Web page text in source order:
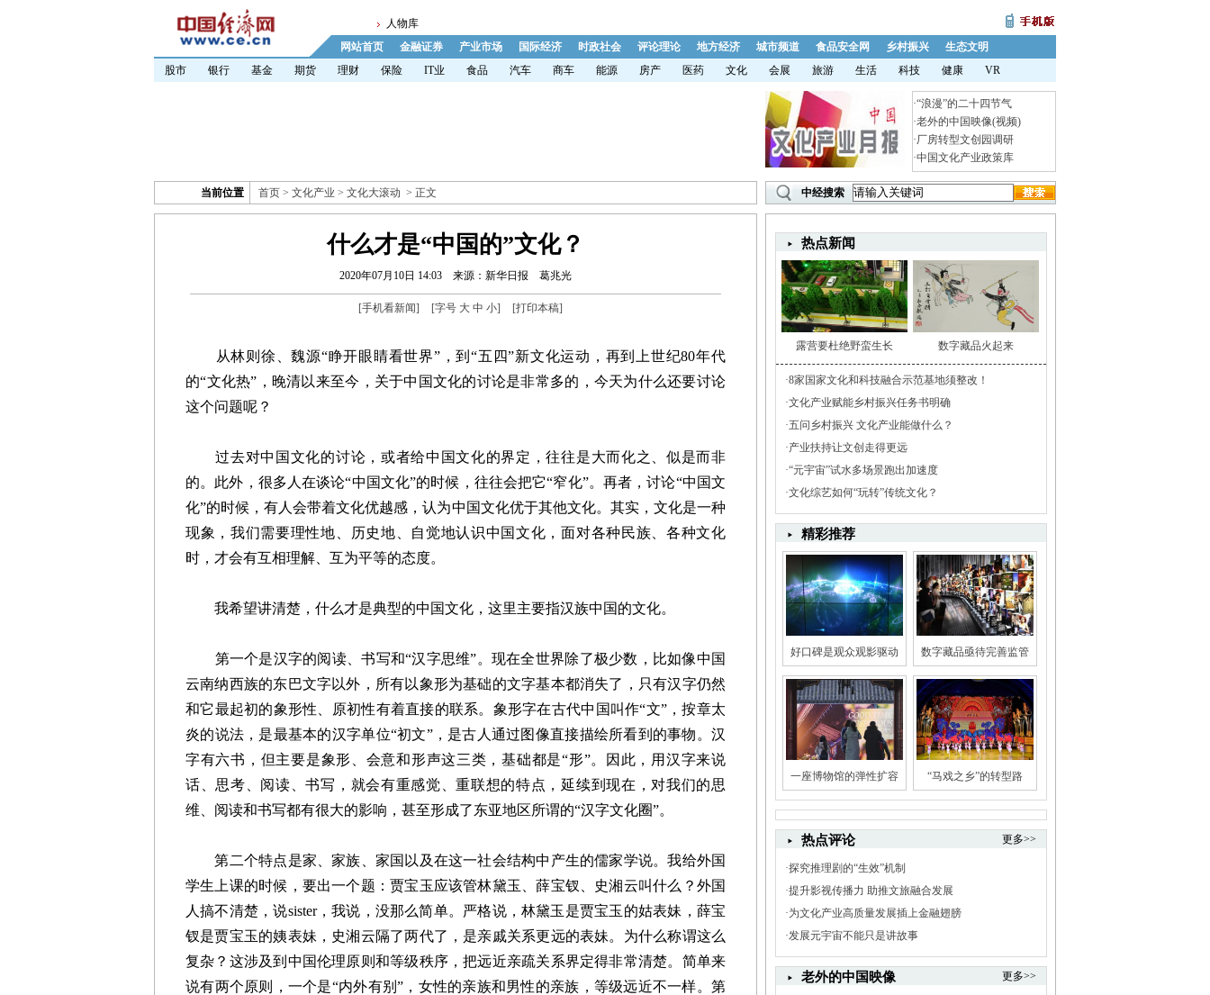
人物库
网站首页
金融证券 产业市场 国际经济 时政社会 评论理论 地方经济 城市频道 食品安全网 乡村振兴
生态文明
股市
银行 基金 期货 理财 保险 IT业 食品 汽车 商车 能源 房产 医药 文化 会展 旅游 生活 科技 健康 VR
·“浪漫”的二十四节气
·老外的中国映像(视频)
·厂房转型文创园调研
·中国文化产业政策库
当前位置 首页 > 文化产业 > 文化大滚动 > 正文 中经搜索
什么才是“中国的”文化？
2020年07月10日 14:03 来源：新华日报 葛兆光
[手机看新闻] [字号 大 中 小] [打印本稿]
从林则徐、魏源“睁开眼睛看世界”，到“五四”新文化运动，再到上世纪80年代
的“文化热”，晚清以来至今，关于中国文化的讨论是非常多的，今天为什么还要讨论
这个问题呢？
过去对中国文化的讨论，或者给中国文化的界定，往往是大而化之、似是而非
的。此外，很多人在谈论“中国文化”的时候，往往会把它“窄化”。再者，讨论“中国文
化”的时候，有人会带着文化优越感，认为中国文化优于其他文化。其实，文化是一种
现象，我们需要理性地、历史地、自觉地认识中国文化，面对各种民族、各种文化
时，才会有互相理解、互为平等的态度。
我希望讲清楚，什么才是典型的中国文化，这里主要指汉族中国的文化。
第一个是汉字的阅读、书写和“汉字思维”。现在全世界除了极少数，比如像中国
云南纳西族的东巴文字以外，所有以象形为基础的文字基本都消失了，只有汉字仍然
和它最起初的象形性、原初性有着直接的联系。象形字在古代中国叫作“文”，按章太
炎的说法，是最基本的汉字单位“初文”，是古人通过图像直接描绘所看到的事物。汉
字有六书，但主要是象形、会意和形声这三类，基础都是“形”。因此，用汉字来说
话、思考、阅读、书写，就会有重感觉、重联想的特点，延续到现在，对我们的思
维、阅读和书写都有很大的影响，甚至形成了东亚地区所谓的“汉字文化圈”。
第二个特点是家、家族、家国以及在这一社会结构中产生的儒家学说。我给外国
学生上课的时候，要出一个题：贾宝玉应该管林黛玉、薛宝钗、史湘云叫什么？外国
人搞不清楚，说sister，我说，没那么简单。严格说，林黛玉是贾宝玉的姑表妹，薛宝
钗是贾宝玉的姨表妹，史湘云隔了两代了，是亲戚关系更远的表妹。为什么称谓这么
复杂？这涉及到中国伦理原则和等级秩序，把远近亲疏关系界定得非常清楚。简单来
说有两个原则，一个是“内外有别”，女性的亲族和男性的亲族，等级远近不一样。第
热点新闻
露营要杜绝野蛮生长 数字藏品火起来
·8家国家文化和科技融合示范基地须整改！
·文化产业赋能乡村振兴任务书明确
·五问乡村振兴 文化产业能做什么？
·产业扶持让文创走得更远
·“元宇宙”试水多场景跑出加速度
·文化综艺如何“玩转”传统文化？
精彩推荐
好口碑是观众观影驱动 数字藏品亟待完善监管
一座博物馆的弹性扩容 “马戏之乡”的转型路
热点评论 更多>>
·探究推理剧的“生效”机制
·提升影视传播力 助推文旅融合发展
·为文化产业高质量发展插上金融翅膀
·发展元宇宙不能只是讲故事
老外的中国映像 更多>>